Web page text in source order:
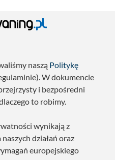
naszą Politykę
W dokumencie
i bezpośredni
to robimy.
wynikają z
działań oraz
europejskiego